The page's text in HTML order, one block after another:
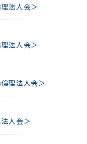
法人会＞
法人会＞
理法人会＞
人会＞